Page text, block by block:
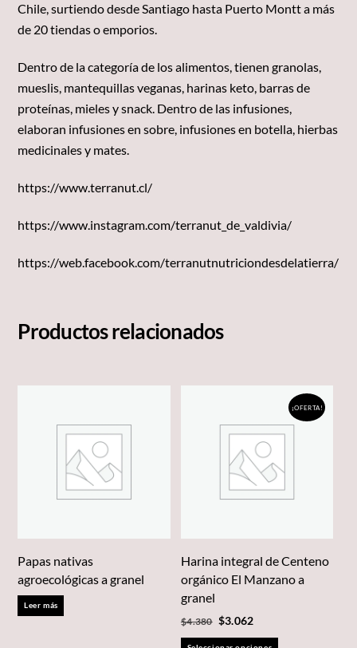
Chile, surtiendo desde Santiago hasta Puerto Montt a más
de 20 tiendas o emporios.
Dentro de la categoría de los alimentos, tienen granolas,
mueslis, mantequillas veganas, harinas keto, barras de
proteínas, mieles y snack. Dentro de las infusiones,
elaboran infusiones en sobre, infusiones en botella, hierbas
medicinales y mates.
https://www.terranut.cl/
https://www.instagram.com/terranut_de_valdivia/
https://web.facebook.com/terranutnutriciondesdelatierra/
Productos relacionados
Papas nativas
agroecológicas a granel
Leer más
¡OFERTA!
Harina integral de Centeno
orgánico El Manzano a
granel
$4.380 El
precio
$3.062El
precio